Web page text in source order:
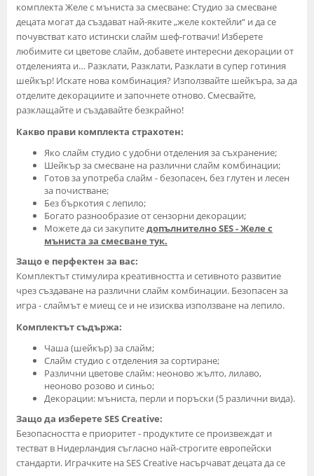
комплекта Желе с мъниста за смесване: Студио за смесване
децата могат да създават най-яките „желе коктейли“ и да се
почувстват като истински слайм шеф-готвачи! Изберете
любимите си цветове слайм, добавете интересни декорации от
отделенията и… Разклати, Разклати, Разклати в супер готиния
шейкър! Искате нова комбинация? Използвайте шейкъра, за да
отделите декорациите и започнете отново. Смесвайте,
разклащайте и създавайте безкрайно!
Какво прави комплекта страхотен:
Яко слайм студио с удобни отделения за съхранение;
Шейкър за смесване на различни слайм комбинации;
Готов за употреба слайм - безопасен, без глутен и лесен
за почистване;
Без бъркотия с лепило;
Богато разнообразие от сензорни декорации;
Можете да си закупитедопълнително SES - Желе с
мъниста за смесване тук.
Защо е перфектен за вас:
Комплектът стимулира креативността и сетивното развитие
чрез създаване на различни слайм комбинации. Безопасен за
игра - слаймът е миещ се и не изисква използване на лепило.
Комплектът съдържа:
Чаша (шейкър) за слайм;
Слайм студио с отделения за сортиране;
Различни цветове слайм: неоново жълто, лилаво,
неоново розово и синьо;
Декорации: мъниста, перли и поръски (5 различни вида).
Защо да изберете SES Creative:
Безопасността е приоритет - продуктите се произвеждат и
тестват в Нидерландия съгласно най-строгите европейски
стандарти. Играчките на SES Creative насърчават децата да се